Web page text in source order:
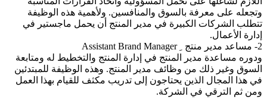
وتجعله على معرفة بالسوق والمنافسين. ولأهمية هذه الوظيفة
تتطلب الشركات الكبيرة في مدير المنتج أن يحمل ماجستير في
إدارة الأعمال.
2- مساعد مدير منتج ِ Assistant Brand Manager
ودوره مساعدة مدير المنتج في إدارة المنتج والتخطيط له ومتابعة
السوق وغير ذلك من وظائف مدير المنتج. وهذه الوظيفة للمبتدئين
في هذا المجال الذين يحتاجون إلى تدريب مكثف للقيام بهذا العمل
ومن ثم الترقي في الشركة.